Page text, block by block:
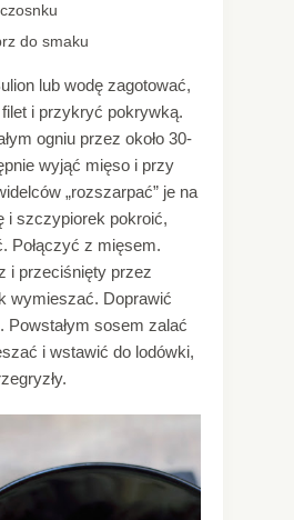
do smaku
lub wodę zagotować,
i przykryć pokrywką.
ogniu przez około 30-
wyjąć mięso i przy
„rozszarpać” je na
i szczypiorek pokroić,
Połączyć z mięsem.
i przeciśnięty przez
wymieszać. Doprawić
Powstałym sosem zalać
i wstawić do lodówki,